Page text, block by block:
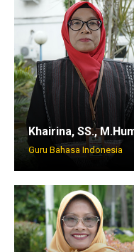
Khairina, SS.,
Guru Bahasa Indonesia